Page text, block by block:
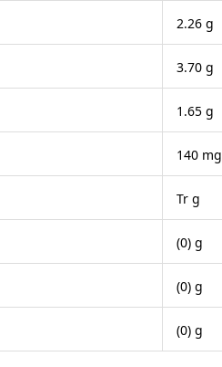
2.26 g
3.70 g
1.65 g
140 mg
Tr g
(0) g
(0) g
(0) g